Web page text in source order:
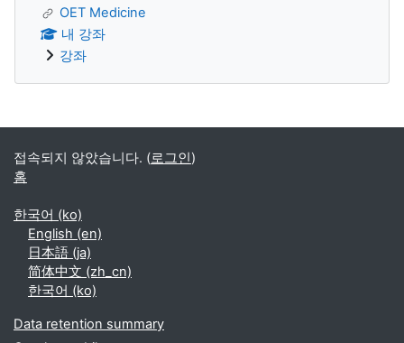
OET Medicine
내 강좌
강좌
Supplementary blocks
접속되지 않았습니다. (로그인)
홈
한국어 ‎(ko)‎
English ‎(en)‎
日本語 ‎(ja)‎
简体中文 ‎(zh_cn)‎
한국어 ‎(ko)‎
Data retention summary